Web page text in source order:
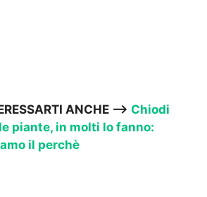
ANCHE –> Chiodi
piante, in molti lo fanno:
il perchè